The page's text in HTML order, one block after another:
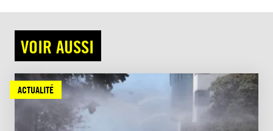
VOIR AUSSI
ACTUALITÉ